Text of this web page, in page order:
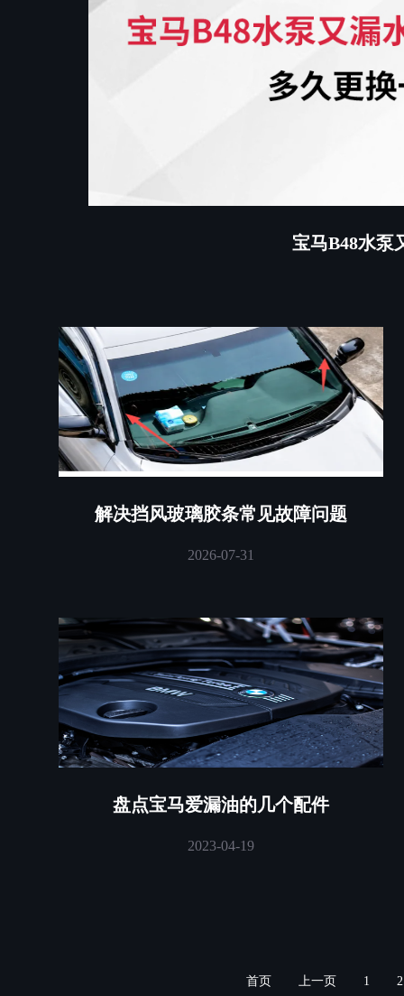
宝马B48水泵
解决挡风玻璃胶条常见故障问题
2026-07-31
盘点宝马爱漏油的几个配件
2023-04-19
首页 上一页 1 2